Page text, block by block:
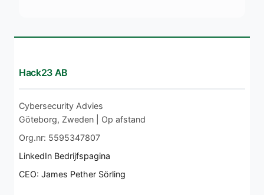
Hack23 AB
Cybersecurity Advies
Göteborg, Zweden | Op afstand
Org.nr: 5595347807
LinkedIn Bedrijfspagina
CEO: James Pether Sörling